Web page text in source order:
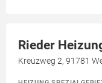
Rieder
Kreuzweg 2, 91781